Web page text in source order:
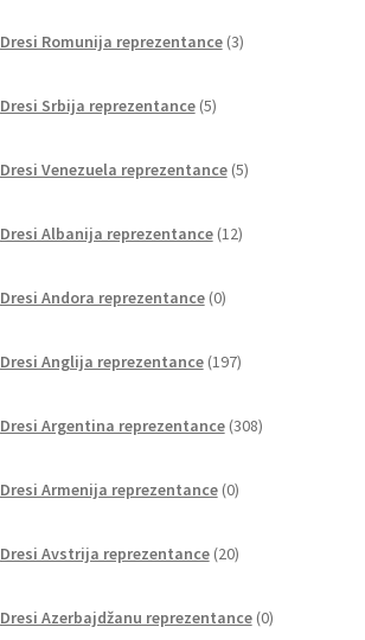
Dresi Romunija reprezentance 3izdelki
Dresi Srbija reprezentance 5izdelkov
Dresi Venezuela reprezentance 5izdelkov
Dresi Albanija reprezentance 12izdelkov
Dresi Andora reprezentance 0izdelkov
Dresi Anglija reprezentance 197izdelkov
Dresi Argentina reprezentance 308izdelkov
Dresi Armenija reprezentance 0izdelkov
Dresi Avstrija reprezentance 20izdelkov
Dresi Azerbajdžanu reprezentance 0izdelkov